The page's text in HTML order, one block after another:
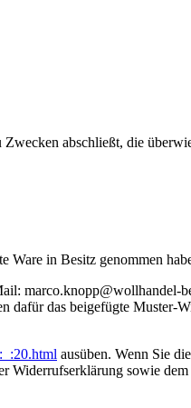
abschließt, die
Ware in Besitz genommen
marco.knopp@wollhandel-
dafür das beigefügte Muster-
ausüben. Wenn Sie
Widerrufserklärung sowie